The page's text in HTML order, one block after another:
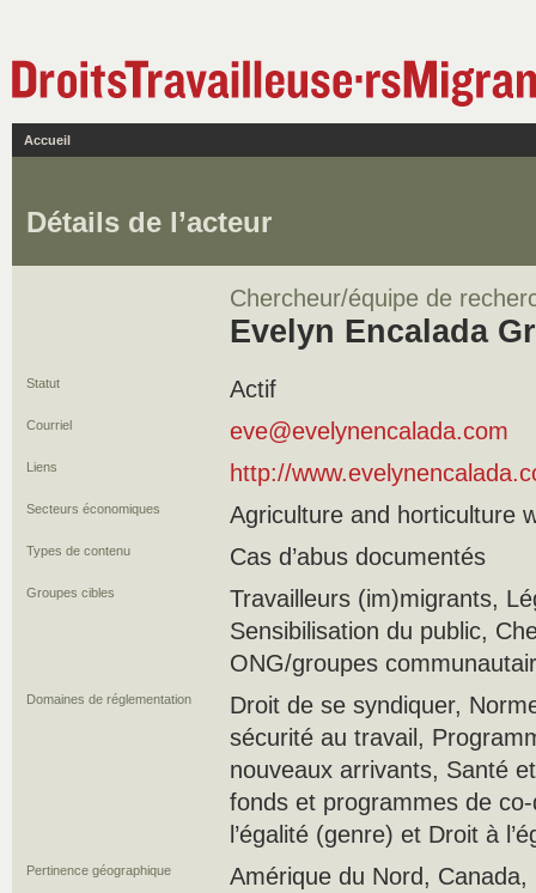
Accueil
Détails de l’acteur
Chercheur/équipe de
Evelyn Encalada
Statut Actif
Courriel eve@evelynencalada.com
Liens http://
Secteurs économiques Agriculture and horticulture
Types de contenu Cas d’abus documentés
Groupes cibles
Travailleurs (im)migrants,
Sensibilisation du public,
ONG/groupes
Domaines de réglementation
Droit de se syndiquer,
sécurité au travail,
nouveaux arrivants, Santé
fonds et programmes de
l’égalité (genre) et Droit à
Pertinence géographique
Amérique du Nord,